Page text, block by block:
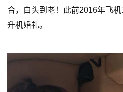
合，白头到老！此前2016年飞
升机婚礼。